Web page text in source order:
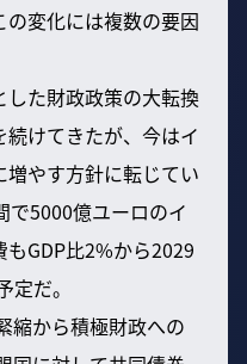
変化には複数の要因
た財政政策の大転換
けてきたが、今はイ
やす方針に転じてい
で5000億ユーロのイ
GDP比2%から2029
だ。
縮から積極財政への